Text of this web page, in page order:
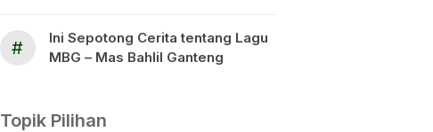
Sulawesi
#
Ini Sepotong Cerita tentang Lagu
MBG – Mas Bahlil Ganteng
Topik Pilihan